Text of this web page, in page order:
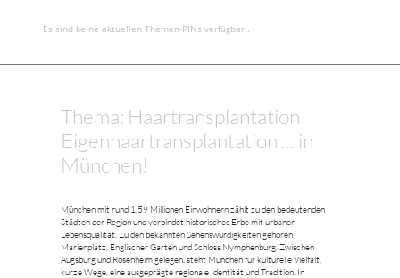
Es sind keine aktuellen Themen-PINs verfügbar..
Thema: Haartransplantation
Eigenhaartransplantation ... in
München!
München mit rund 1,59 Millionen Einwohnern zählt zu den bedeutenden
Städten der Region und verbindet historisches Erbe mit urbaner
Lebensqualität. Zu den bekannten Sehenswürdigkeiten gehören
Marienplatz, Englischer Garten und Schloss Nymphenburg. Zwischen
Augsburg und Rosenheim gelegen, steht München für kulturelle Vielfalt,
kurze Wege, eine ausgeprägte regionale Identität und Tradition. In